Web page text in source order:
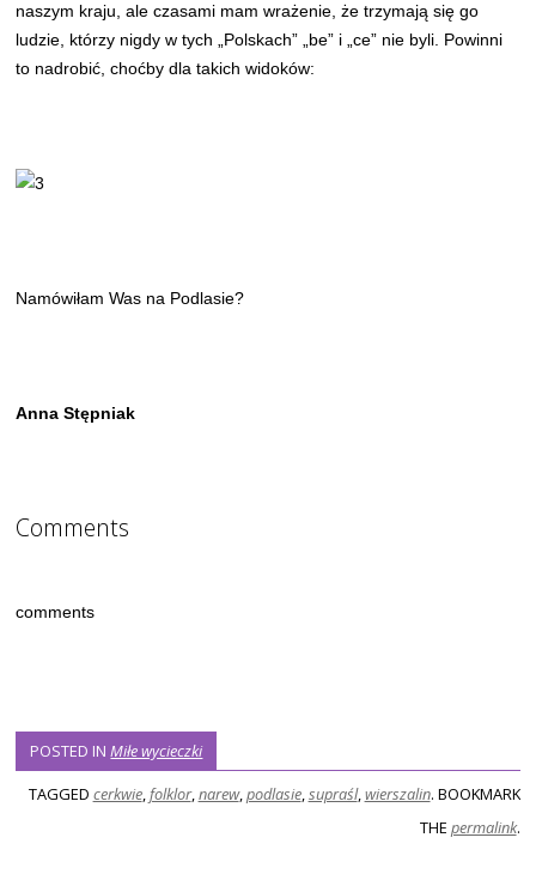
naszym kraju, ale czasami mam wrażenie, że trzymają się go
ludzie, którzy nigdy w tych „Polskach” „be” i „ce” nie byli. Powinni
to nadrobić, choćby dla takich widoków:
Namówiłam Was na Podlasie?
Anna Stępniak
Comments
comments
POSTED INMiłe wycieczki
TAGGED cerkwie,folklor,narew,podlasie,supraśl,wierszalin. BOOKMARK
THE permalink.